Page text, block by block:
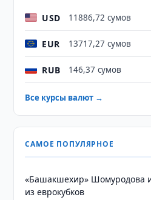
USD 11886,72 сумов
EUR 13717,27 сумов
RUB 146,37 сумов
Все курсы валют →
САМОЕ ПОПУЛЯРНОЕ
«Башакшехир» Шомуродова
из еврокубков